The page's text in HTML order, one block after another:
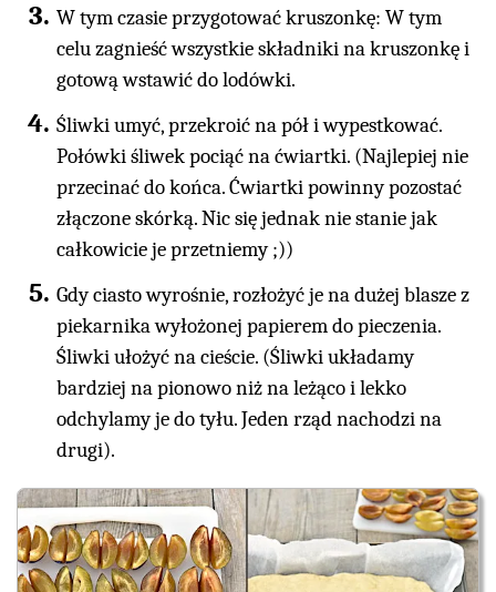
W tym czasie przygotować kruszonkę: W tym
celu zagnieść wszystkie składniki na kruszonkę i
gotową wstawić do lodówki.
Śliwki umyć, przekroić na pół i wypestkować.
Połówki śliwek pociąć na ćwiartki. (Najlepiej nie
przecinać do końca. Ćwiartki powinny pozostać
złączone skórką. Nic się jednak nie stanie jak
całkowicie je przetniemy ;))
Gdy ciasto wyrośnie, rozłożyć je na dużej blasze z
piekarnika wyłożonej papierem do pieczenia.
Śliwki ułożyć na cieście. (Śliwki układamy
bardziej na pionowo niż na leżąco i lekko
odchylamy je do tyłu. Jeden rząd nachodzi na
drugi).